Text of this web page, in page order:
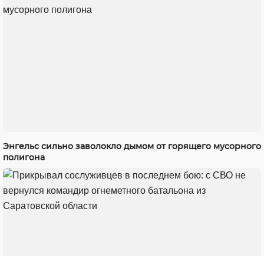
Энгельс сильно заволокло дымом от горящего мусорного
полигона